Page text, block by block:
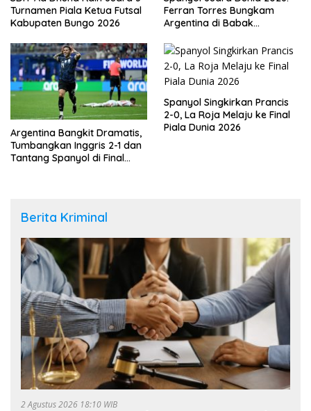
Turnamen Piala Ketua Futsal
Kabupaten Bungo 2026
Ferran Torres Bungkam
Argentina di Babak
Argentina Bangkit Dramatis,
Tumbangkan Inggris 2-1 dan
Tantang Spanyol di Final
Spanyol Singkirkan Prancis
2-0, La Roja Melaju ke Final
Piala Dunia 2026
Berita Kriminal
2 Agustus 2026 18:10 WIB